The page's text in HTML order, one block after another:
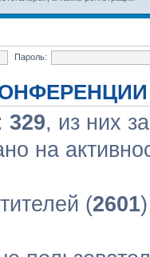
Пароль:
329, из них
на
(2601